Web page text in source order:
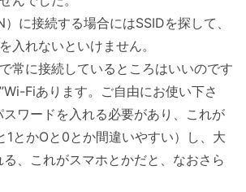
に接続する場合にはSSIDを探して、
入れないといけません。
常に接続しているところはいいのです
Fiあります。ご自由にお使い下さ
スワードを入れる必要があり、これが
1とかOと0とか間違いやすい）し、大
、これがスマホとかだと、なおさら